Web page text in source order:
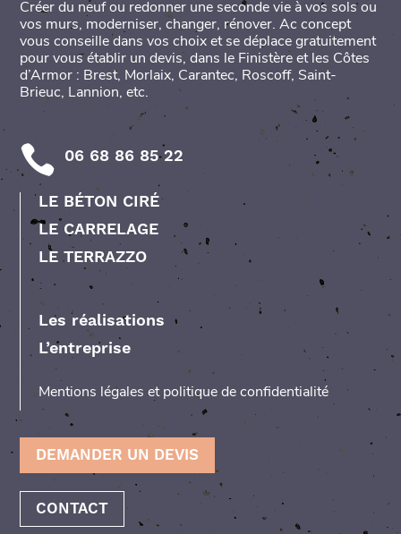
Créer du neuf ou redonner une seconde vie à vos sols ou
vos murs, moderniser, changer, rénover. Ac concept
vous conseille dans vos choix et se déplace gratuitement
pour vous établir un devis, dans le Finistère et les Côtes
d’Armor : Brest, Morlaix, Carantec, Roscoff, Saint-
Brieuc, Lannion, etc.
06 68 86 85 22
LE BÉTON CIRÉ
LE CARRELAGE
LE TERRAZZO
Les réalisations
L’entreprise
Mentions légales et politique de confidentialité
DEMANDER UN DEVIS
CONTACT